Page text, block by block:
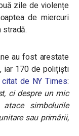
zile de violențe
de miercuri
stradă.
au fost arestate
iar 170 de polițiști
citat de NY Times:
ci despre un mic
simbolurile
sau primării,